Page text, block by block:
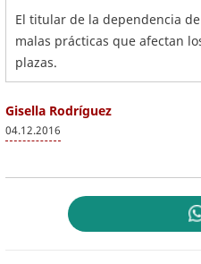
El titular de la dependencia
malas prácticas que afectan
plazas.
Gisella Rodríguez
04.12.2016